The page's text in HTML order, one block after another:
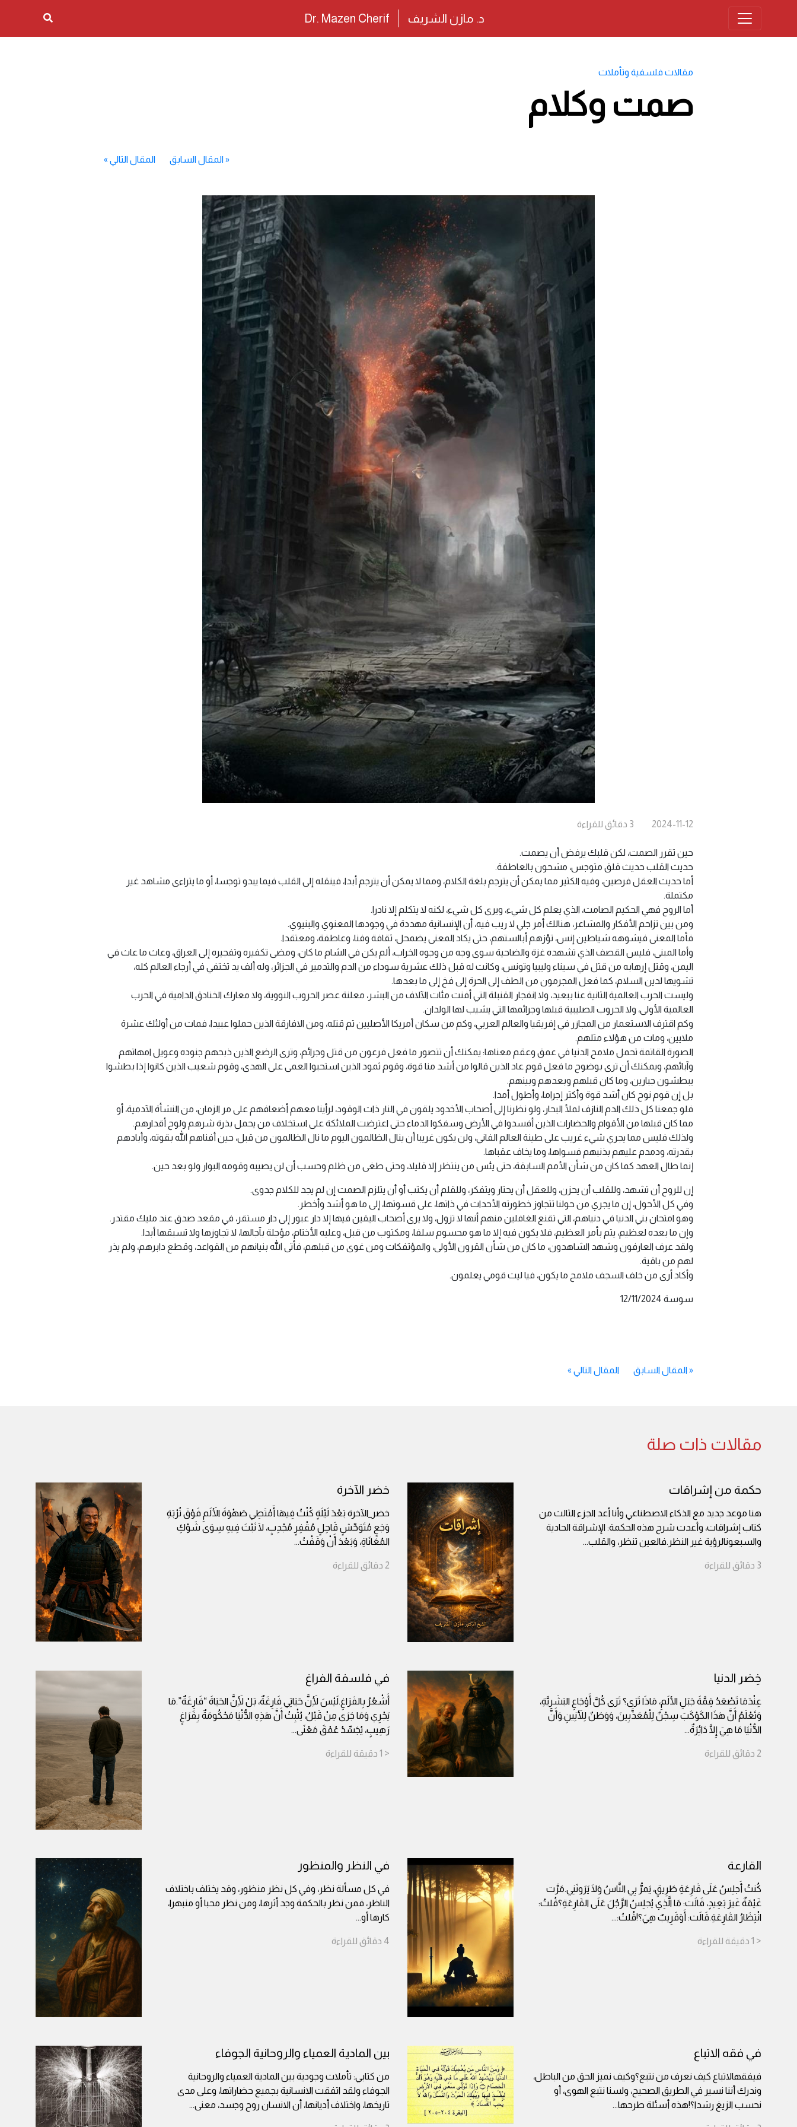
د. مازن الشريف Dr. Mazen Cherif
مقالات فلسفية وتأملات
صمت وكلام
«المقال السابق المقال التالي »
2024-11-12
3 دقائق للقراءة
حين تقرر الصمت، لكن قلبك يرفض أن يصمت.
حديث القلب حديث قلق متوجس، مشحون بالعاطفة.
أما حديث العقل فرصين، وفيه الكثير مما يمكن أن يترجم بلغة الكلام، ومما لا يمكن أن يترجم أبدا، فينقله إلى القلب فيما يبدو توجسا، أو ما يتراءى مشاهد غير
مكتملة.
أما الروح فهي الحكيم الصامت، الذي يعلم كل شيء، ويرى كل شيء، لكنه لا يتكلم إلا نادرا.
ومن بين تزاحم الأفكار والمشاعر، هنالك أمر جلي لا ريب فيه، أن الإنسانية مهددة في وجودها المعنوي والبنيوي.
فأما المعنى فيشوهه شياطين إنس، تؤزهم أبالستهم، حتى يكاد المعنى يضمحل، ثقافة وفنا، وعاطفة، ومعتقدا.
وأما المبنى، فليس القصف الذي تشهده غزة والضاحية سوى وجه من وجوه الخراب، ألم يكن في الشام ما كان، ومضى تكفيره وتفجيره إلى العراق، وعاث ما عاث في
اليمن، وقتل إرهابه من قتل في سيناء وليبيا وتونس، وكانت له قبل ذلك عشرية سوداء من الدم والتدمير في الجزائر، وله ألف يد تختفي في أرجاء العالم كله،
تشويها لدين السلام، كما فعل المجرمون من الطف إلى الحرة إلى فخ إلى ما بعدها.
وليست الحرب العالمية الثانية عنا ببعيد، ولا انفجار القنبلة التي أفنت مئات الآلاف من البشر، معلنة عصر الحروب النووية، ولا معارك الخنادق الدامية في الحرب
العالمية الأولى، ولا الحروب الصليبية قبلها وجرائمها التي يشيب لها الولدان.
وكم اقترف الاستعمار من المجازر في إفريقيا والعالم العربي، وكم من سكان أمريكا الأصليين تم قتله، ومن الافارقة الذين حملوا عبيدا، فمات من أولئك عشرة
ملايين، ومات من هؤلاء مثلهم.
الصورة القاتمة تحمل ملامح الدنيا في عمق وعقم معناها: يمكنك أن تتصور ما فعل فرعون من قتل وجرائم، وترى الرضع الذين ذبحهم جنوده وعويل امهاتهم
وآبائهم، ويمكنك أن ترى بوضوح ما فعل قوم عاد الذين قالوا من أشد منا قوة، وقوم ثمود الذين استحبوا العمى على الهدى، وقوم شعيب الذين كانوا إذا بطشوا
يبطشون جبارين، وما كان قبلهم وبعدهم وبينهم.
بل إن قوم نوح كان أشد قوة وأكثر إجراما، وأطول أمدا.
فلو جمعنا كل ذلك الدم النازف لملأ البحار، ولو نظرنا إلى أصحاب الأخدود يلقون في النار ذات الوقود، لرأينا معهم أضعافهم على مر الزمان، من النشأة الآدمية، أو
مما كان قبلها من الأقوام والحضارات الذين أفسدوا في الأرض وسفكوا الدماء حتى اعترضت الملائكة على استخلاف من يحمل بذرة شرهم ولوح أقدارهم.
ولذلك فليس مما يجري شيء غريب على طينة العالم الفاني، ولن يكون غريبا أن ينال الظالمون اليوم ما نال الظالمون من قبل، حين أفناهم الله بقوته، وأبادهم
بقدرته، ودمدم عليهم بذنبهم فسواها، وما يخاف عقباها.
إنما طال العهد كما كان من شأن الأمم السابقة، حتى يئس من ينتظر إلا قليلا، وحتى طغى من ظلم وحسب أن لن يصيبه وقومه البوار ولو بعد حين.
إن للروح أن تشهد، وللقلب أن يحزن، وللعقل أن يحتار ويتفكر، وللقلم أن يكتب أو أن يتلزم الصمت إن لم يجد للكلام جدوى.
وفي كل الأحول، إن ما يجري من حولنا تتجاوز خطورته الأحداث في ذاتها، على قسوتها، إلى ما هو أشد وأخطر.
وهو امتحان بني الدنيا في دنياهم، التي تقنع الغافلين منهم أنها لا تزول، ولا يرى أصحاب اليقين فيها إلا دار عبور إلى دار مستقر، في مقعد صدق عند مليك مقتدر.
وإن ما بعده لعظيم، يتم بأمر العظيم، فلا يكون فيه إلا ما هو محسوم سلفا، ومكتوب من قبل، وعليه الأختام، مؤجلة بآجالها، لا تجاوزها ولا تسبقها أبدا.
ولقد عرف العارفون وشهد الشاهدون، ما كان من شأن القرون الأولى، والمؤتفكات ومن غوى من قبلهم، فأتى الله بنيانهم من القواعد، وقطع دابرهم، ولم يذر
لهم من باقية.
وأكاد أرى من خلف السجف ملامح ما يكون، فيا ليت قومي يعلمون.
سوسة 12/11/2024
«المقال السابق المقال التالي »
مقالات ذات صلة
حكمة من إشراقات
هنا موعد جديد مع الذكاء الاصطناعي وأنا أعد الجزء الثالث من
كتاب إشراقات، وأعدت شرح هذه الحكمة: الإشراقة الحادية
والسبعونالرؤية غير النظر.فالعين تنظر، والقلب...
3 دقائق للقراءة
خضر الآخرة
خضر_الآخرة بَعْدَ لَيْلَةٍ كُنْتُ فِيهَا أَمْتَطِي صَهْوَةَ الأَلَمِ فَوْقَ تُرْبَةِ
وَجَعٍ مُتَوَحِّشٍ قَاحِلٍ مُقْفِرٍ مُجْدِبٍ، لَا نَبْتَ فِيهِ سِوَى شَوْكِ
المُعَانَاةِ، وَبَعْدَ أَنْ وَقَفْتُ...
2 دقائق للقراءة
خِضر الدنيا
عِنْدَمَا تَصْعَدُ قِمَّةَ جَبَلِ الألَمِ، مَاذَا تَرَى؟ تَرَى كُلَّ أَوْجَاعِ البَشَرِيَّةِ،
وَتَعْلَمُ أَنَّ هَذَا الكَوْكَبَ سِجْنٌ لِلْمُعَذَّبِينَ، وَوَطَنٌ لِلأَنِينِ.وَأَنَّ
الدُّنْيَا مَا هِيَ إِلَّا دَائِرَةٌ...
2 دقائق للقراءة
في فلسفة الفراغ
أَشْعُرُ بِالفَرَاغِ.لَيْسَ لِأَنَّ حَيَاتِي فَارِغَةٌ، بَلْ لِأَنَّ الحَيَاةَ “فَارِغَةٌ”.مَا
يَجْرِي وَمَا جَرَى مِنْ قَبْلُ، يُثْبِتُ أَنَّ هَذِهِ الدُّنْيَا مَحْكُومَةٌ بِفَرَاغٍ
رَهِيبٍ، يُجَسِّدُ عُمْقَ مَعْنَى...
< 1 دقيقة للقراءة
القارعة
كُنتُ أَجلِسُ عَلَى قَارِعَةِ طَرِيقٍ، يَمرُّ بِي النَّاسُ وَلَا يَرَونَنِي.مَرَّت
غَيْمَةٌ غَيرَ بَعِيدٍ، قَالَت: مَا الَّذِي يُجلِسُ الرَّجُلَ عَلَى القَارِعَةِ؟قُلتُ:
انْتِظَارُ القَارِعَةِ.قَالَت: أَوَقَرِيبٌ هِيَ؟!قُلتُ:...
< 1 دقيقة للقراءة
في النظر والمنظور
في كل مسألة نظر، وفي كل نظر منظور، وقد يختلف باختلاف
الناظر، فمن نظر بالحكمة وجد أثرها، ومن نظر محبا أو منبهرا،
كارها أو...
4 دقائق للقراءة
في فقه الاتباع
فيفقهالاتباع كيف نعرف من نتبع؟وكيف نميز الحق من الباطل،
وندرك أننا نسير في الطريق الصحيح، ولسنا نتبع الهوى، أو
نحسب الزيغ رشدا؟!هذه أسئلة طرحها...
بين المادية العمياء والروحانية الجوفاء
من كتابي: تأملات وجودية بين المادية العمياء والروحانية
الجوفاء ولقد اتفقت الانسانية بجميع حضاراتها، وعلى مدى
تاريخها، واختلاف أديانها، أن الانسان روح وجسد، معنى...